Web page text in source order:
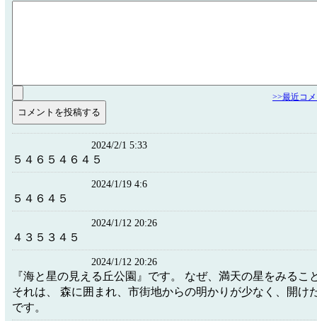
>>最近コ
2024/2/1 5:33
５４６５４６４５
2024/1/19 4:6
５４６４５
2024/1/12 20:26
４３５３４５
2024/1/12 20:26
『海と星の見える丘公園』です。 なぜ、満天の星をみるこ
それは、 森に囲まれ、市街地からの明かりが少なく、開け
です。